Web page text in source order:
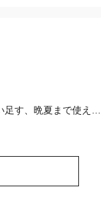
す、晩夏まで使える